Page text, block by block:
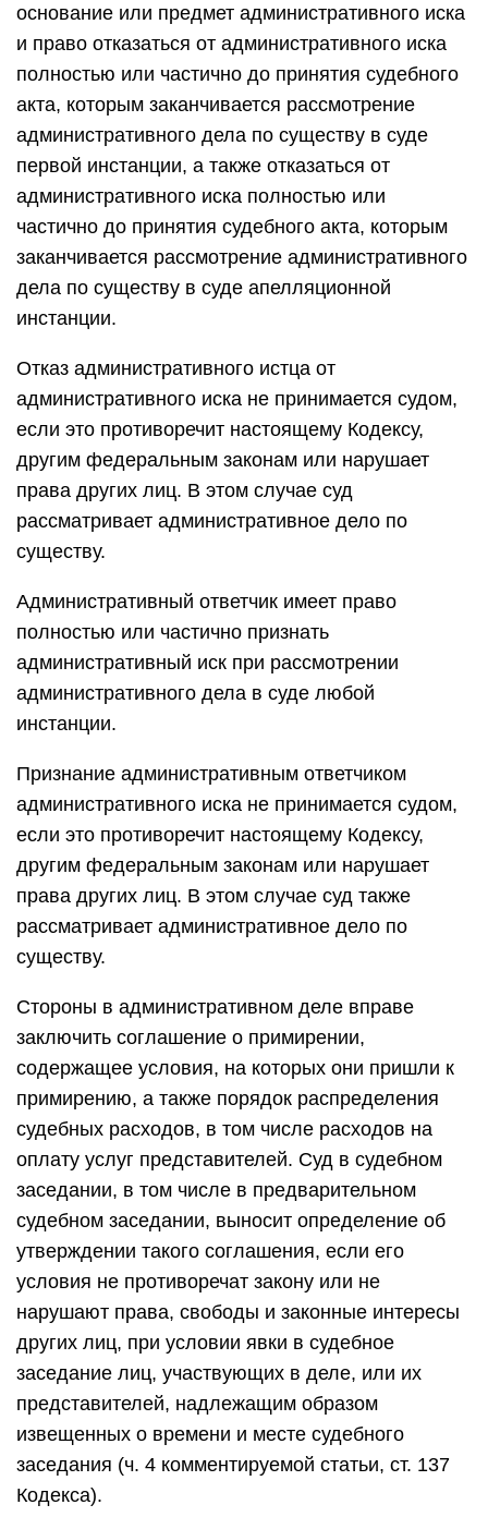
основание или предмет административного иска
и право отказаться от административного иска
полностью или частично до принятия судебного
акта, которым заканчивается рассмотрение
административного дела по существу в суде
первой инстанции, а также отказаться от
административного иска полностью или
частично до принятия судебного акта, которым
заканчивается рассмотрение административного
дела по существу в суде апелляционной
инстанции.
Отказ административного истца от
административного иска не принимается судом,
если это противоречит настоящему Кодексу,
другим федеральным законам или нарушает
права других лиц. В этом случае суд
рассматривает административное дело по
существу.
Административный ответчик имеет право
полностью или частично признать
административный иск при рассмотрении
административного дела в суде любой
инстанции.
Признание административным ответчиком
административного иска не принимается судом,
если это противоречит настоящему Кодексу,
другим федеральным законам или нарушает
права других лиц. В этом случае суд также
рассматривает административное дело по
существу.
Стороны в административном деле вправе
заключить соглашение о примирении,
содержащее условия, на которых они пришли к
примирению, а также порядок распределения
судебных расходов, в том числе расходов на
оплату услуг представителей. Суд в судебном
заседании, в том числе в предварительном
судебном заседании, выносит определение об
утверждении такого соглашения, если его
условия не противоречат закону или не
нарушают права, свободы и законные интересы
других лиц, при условии явки в судебное
заседание лиц, участвующих в деле, или их
представителей, надлежащим образом
извещенных о времени и месте судебного
заседания (ч. 4 комментируемой статьи, ст. 137
Кодекса).